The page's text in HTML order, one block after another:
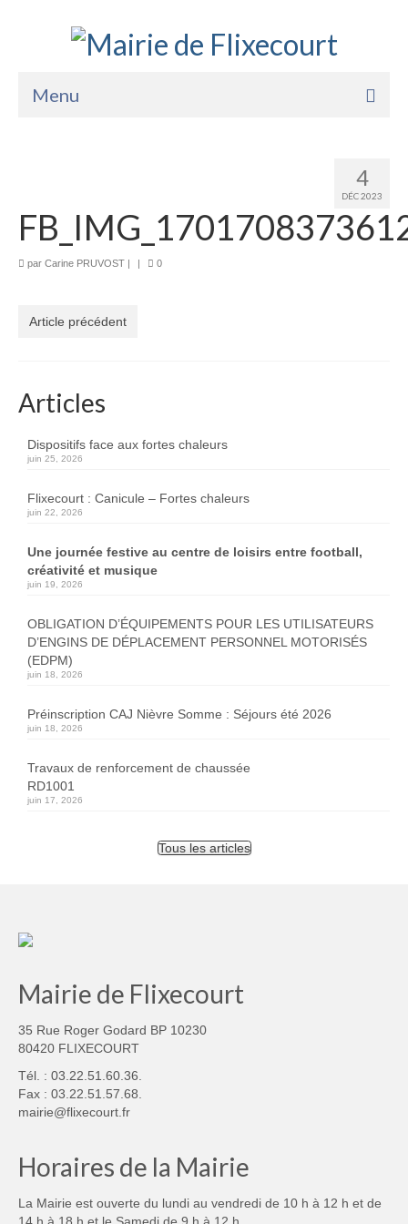
Menu
Vie Pratique
Services
Sports Loisirs et Culture
4
DÉC 2023
par Carine PRUVOST | | 0
Article précédent
Articles
Dispositifs face aux fortes chaleurs
juin 25, 2026
Flixecourt : Canicule – Fortes chaleurs
juin 22, 2026
Une journée festive au centre de loisirs entre football,
créativité et musique
juin 19, 2026
OBLIGATION D’ÉQUIPEMENTS POUR LES UTILISATEURS
D’ENGINS DE DÉPLACEMENT PERSONNEL MOTORISÉS
(EDPM)
juin 18, 2026
Préinscription CAJ Nièvre Somme : Séjours été 2026
juin 18, 2026
Travaux de renforcement de chaussée
RD1001
juin 17, 2026
Tous les articles
Mairie de Flixecourt
35 Rue Roger Godard BP 10230
80420 FLIXECOURT
Tél. : 03.22.51.60.36.
Fax : 03.22.51.57.68.
mairie@flixecourt.fr
Horaires de la Mairie
La Mairie est ouverte du lundi au vendredi de 10 h à 12 h et de